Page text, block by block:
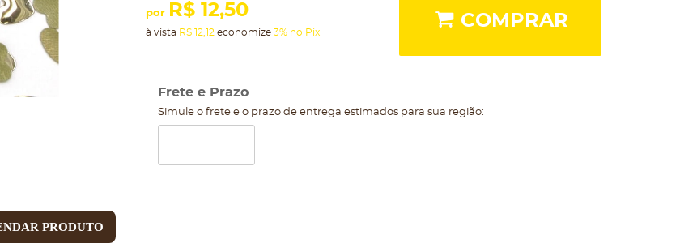
PRODUTO
por R$ 12,50
à vista R$ 12,12 economize 3% no Pix
COMPRAR
Frete e Prazo
Simule o frete e o prazo de entrega estimados para sua região: